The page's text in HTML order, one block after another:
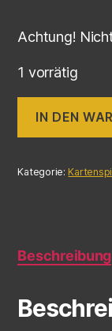
Achtung!
1 vorrätig
IN DEN
Kategorie:
Beschreibung